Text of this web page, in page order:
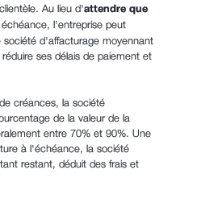
Au lieu d'attendre que
échéance, l'entreprise peut
d'affacturage moyennant
ses délais de paiement et
créances, la société
de la valeur de la
entre 70% et 90%. Une
à l'échéance, la société
restant, déduit des frais et